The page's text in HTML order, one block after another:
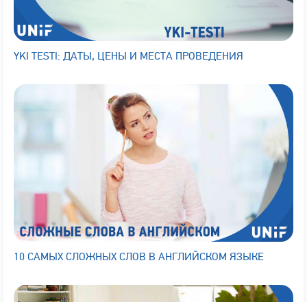
YKI TESTI: ДАТЫ, ЦЕНЫ И МЕСТА ПРОВЕДЕНИЯ
10 САМЫХ СЛОЖНЫХ СЛОВ В АНГЛИЙСКОМ ЯЗЫКЕ